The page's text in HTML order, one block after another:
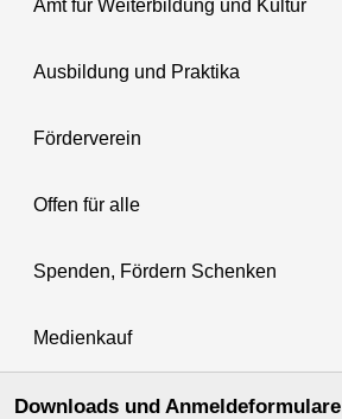
Amt für Weiterbildung und Kultur
Ausbildung und Praktika
Förderverein
Offen für alle
Spenden, Fördern Schenken
Medienkauf
Downloads und Anmeldeformulare